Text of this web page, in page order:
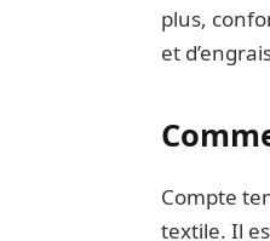
plus,
et
Compte
textile. Il